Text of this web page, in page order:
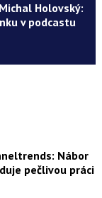
Holovský:
v podcastu
Nábor
pečlivou práci